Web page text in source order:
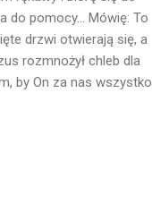
do pomocy... Mówię: To
drzwi otwierają się, a
rozmnożył chleb dla
by On za nas wszystko